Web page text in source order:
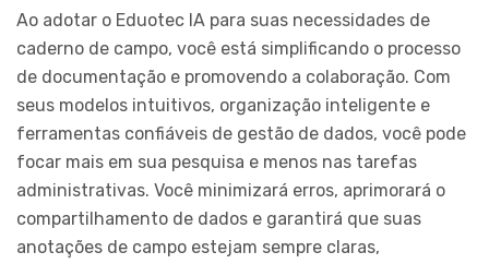
Ao adotar o Eduotec IA para suas necessidades de
caderno de campo, você está simplificando o processo
de documentação e promovendo a colaboração. Com
seus modelos intuitivos, organização inteligente e
ferramentas confiáveis de gestão de dados, você pode
focar mais em sua pesquisa e menos nas tarefas
administrativas. Você minimizará erros, aprimorará o
compartilhamento de dados e garantirá que suas
anotações de campo estejam sempre claras,